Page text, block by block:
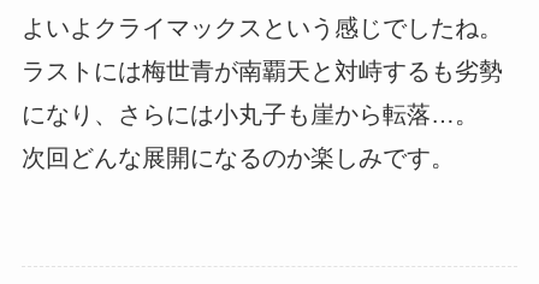
よいよクライマックスという感じでしたね。
ラストには梅世青が南覇天と対峙するも劣勢
になり、さらには小丸子も崖から転落…。
次回どんな展開になるのか楽しみです。